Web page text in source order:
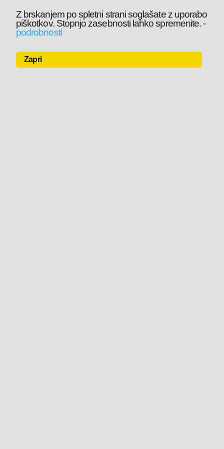
Z brskanjem po spletni strani soglašate z uporabo
piškotkov. Stopnjo zasebnosti lahko spremenite.-
podrobnosti
Zapri